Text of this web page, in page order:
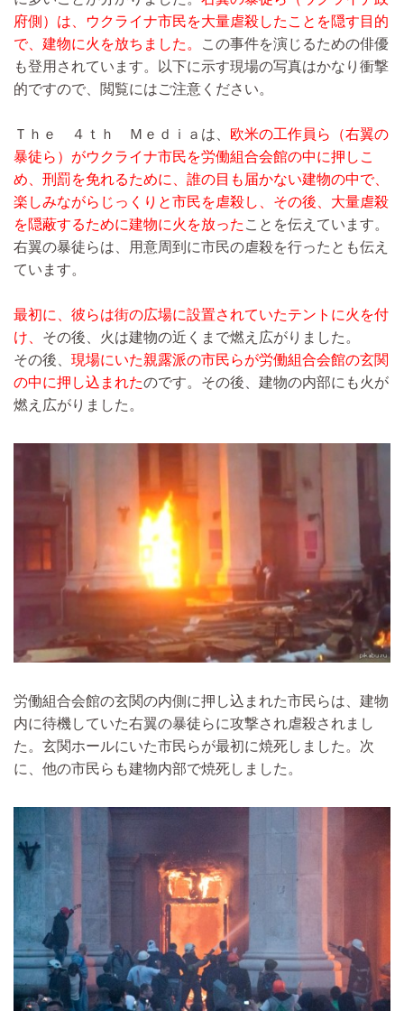
府側）は、ウクライナ市民を大量虐殺したことを隠す目的
で、建物に火を放ちました。
この事件を演じるための俳優
も登用されています。以下に示す現場の写真はかなり衝撃
的ですので、閲覧にはご注意ください。
Ｔｈｅ ４ｔｈ Ｍｅｄｉａは、 欧米の工作員ら（右翼の
暴徒ら）がウクライナ市民を労働組合会館の中に押しこ
め、刑罰を免れるために、誰の目も届かない建物の中で、
楽しみながらじっくりと市民を虐殺し、その後、大量虐殺
を隠蔽するために建物に火を放った ことを伝えています。
右翼の暴徒らは、用意周到に市民の虐殺を行ったとも伝え
ています。
最初に、彼らは街の広場に設置されていたテントに火を付
け、 その後、火は建物の近くまで燃え広がりました。
その後、 現場にいた親露派の市民らが労働組合会館の玄関
の中に押し込まれたのです。その後、建物の内部にも火が
燃え広がりました。
労働組合会館の玄関の内側に押し込まれた市民らは、建物
内に待機していた右翼の暴徒らに攻撃され虐殺されまし
た。玄関ホールにいた市民らが最初に焼死しました。次
に、他の市民らも建物内部で焼死しました。